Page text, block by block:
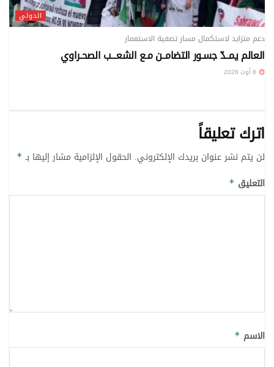
الدولي
دعم متزايد لاستكمال مسار تصفية الاستعمار
العالم يمــدّ جسـور التضامــن مـع الشعـــب الصحـراوي
اترك تعليقاً
لن يتم نشر عنوان بريدك الإلكتروني. الحقول الإلزامية مشار إليها بـ *
التعليق *
الاسم *